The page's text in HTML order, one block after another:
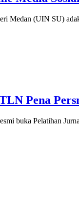
Medan (UIN SU)
Pena
buka Pelatihan